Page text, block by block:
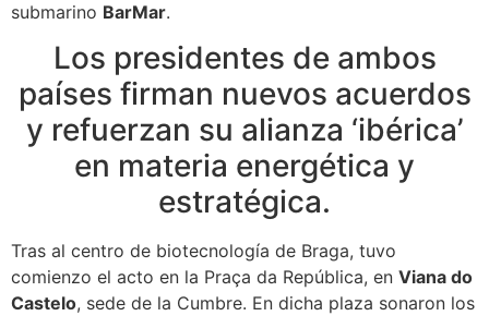
submarino BarMar.
Los presidentes de ambos
países firman nuevos acuerdos
y refuerzan su alianza ‘ibérica’
en materia energética y
estratégica.
Tras al centro de biotecnología de Braga, tuvo
comienzo el acto en la Praça da República, en Viana do
Castelo, sede de la Cumbre. En dicha plaza sonaron los